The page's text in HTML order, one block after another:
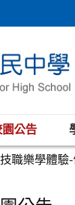
園公告
職樂學體驗